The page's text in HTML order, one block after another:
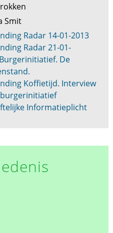
Smit
Radar 14-01-2013
Radar 21-01-
De
Koffietijd. Interview
Informatieplicht